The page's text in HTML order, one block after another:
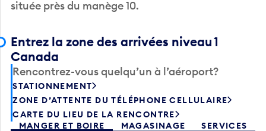
Canada
Rencontrez-vous quelqu’un à l’aéroport?
STATIONNEMENT
ZONE D’ATTENTE DU TÉLÉPHONE CELLULAIRE
CARTE DU LIEU DE LA RENCONTRE
MANGER ET BOIRE
MAGASINAGE